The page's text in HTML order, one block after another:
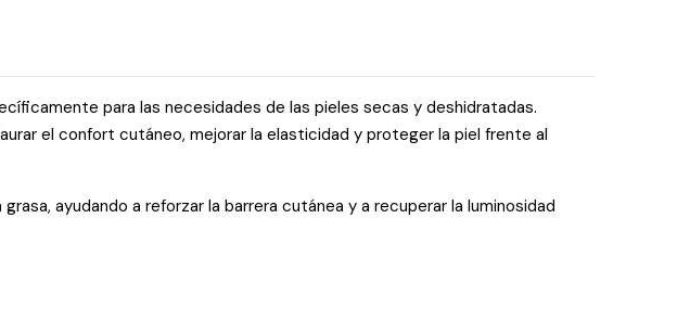
para las necesidades de las pieles secas y deshidratadas.
el confort cutáneo, mejorar la elasticidad y proteger la piel frente al
ayudando a reforzar la barrera cutánea y a recuperar la luminosidad